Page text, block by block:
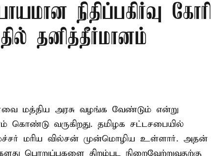
நிதிப்பகிர்வு கோரி
தனித்தீர்மானம்
மத்திய அரசு வழங்க வேண்டும் என்று
கொண்டு வருகிறது. தமிழக சட்டசபையில்
மரிய வில்சன் முன்மொழிய உள்ளார். அதன்
பொறுப்புகளை திறம்பட நிறைவேற்றுவதற்கு